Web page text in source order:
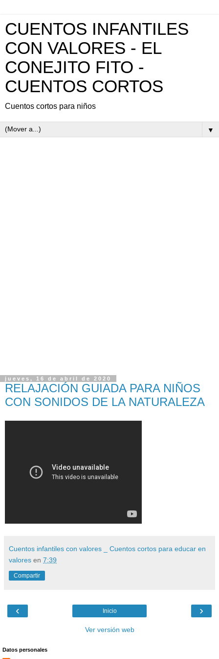
CUENTOS INFANTILES
CON VALORES - EL
CONEJITO FITO -
CUENTOS CORTOS
Cuentos cortos para niños
▼
jueves, 16 de abril de 2020
RELAJACIÓN GUIADA PARA NIÑOS
CON SONIDOS DE LA NATURALEZA
Cuentos infantiles con valores _ Cuentos cortos para educar en
valores en 7:39
Compartir
‹ ›
Inicio
Ver versión web
Datos personales